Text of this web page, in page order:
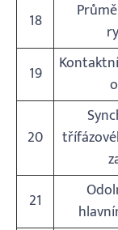
18
19
20
21